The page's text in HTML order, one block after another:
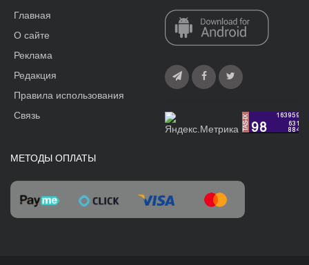
Главная
О сайте
Реклама
Редакция
Правила использования
Связь
МЕТОДЫ ОПЛАТЫ